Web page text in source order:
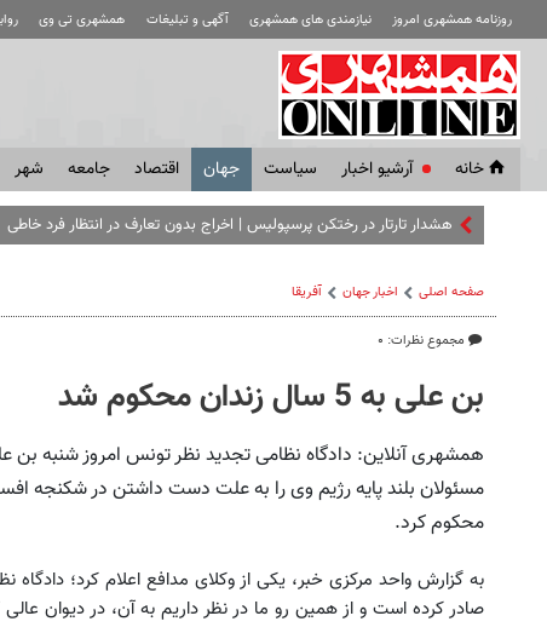
روزنامه همشهری امروز نیازمندی های همشهری آگهی و تبلیغات همشهری تی وی
خانه آرشیو اخبار سياست جهان اقتصاد جامعه شهر
هشدار تارتار در رختکن پرسپولیس | اخراج بدون تعارف در انتظار فرد خاطی
صفحه اصلی اخبار جهان آفریقا
مجموع نظرات: ۰
بن علی به 5 سال زندان محکوم شد
همشهری آنلاین: دادگاه نظامی تجدید نظر تونس امروز شنبه
مسئولان بلند پایه رژیم وی را به علت دست داشتن در شکنجه
محکوم کرد.
به گزارش واحد مرکزی خبر، یکی از وکلای مدافع اعلام کرد؛ دادگاه
صادر کرده است و از همین رو ما در نظر داریم به آن، در دیوان